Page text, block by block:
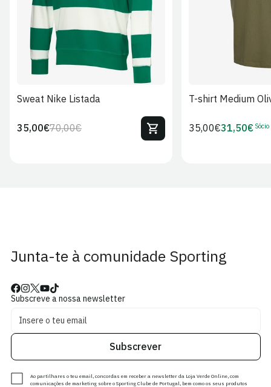
Sweat Nike Listada
Preço
70,00€Preço
35,00€
T-shirt Medium
Preço
35,00€Preço
31,50€ Sócio
Junta-te à comunidade Sporting
Subscreve a nossa newsletter
Subscrever
Ao partilhares o teu email, concordas em receber a newsletter da Loja Verde Online, com
comunicações de marketing sobre o Sporting Clube de Portugal, bem como os seus produtos